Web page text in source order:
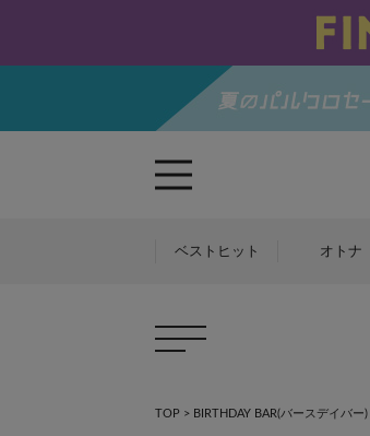
ベストヒット オトナ
TOP > BIRTHDAY BAR(バースデイバー)